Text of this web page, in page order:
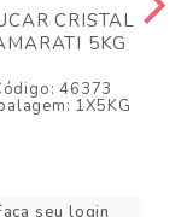
CRISTAL
5KG
46373
1X5KG
seu login